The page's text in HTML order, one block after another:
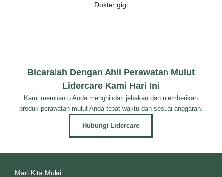
Dokter gigi
Bicaralah Dengan Ahli Perawatan Mulut
Lidercare Kami Hari Ini
Kami membantu Anda menghindari jebakan dan memberikan
produk perawatan mulut Anda tepat waktu dan sesuai anggaran.
Hubungi Lidercare
Mari Kita Mulai